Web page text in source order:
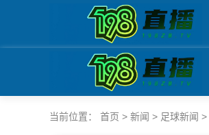
当前位置： 首页 > 新闻 > 足球新闻 >